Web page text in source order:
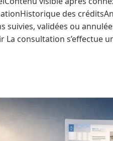
des
validées ou
La consultation s’effectue